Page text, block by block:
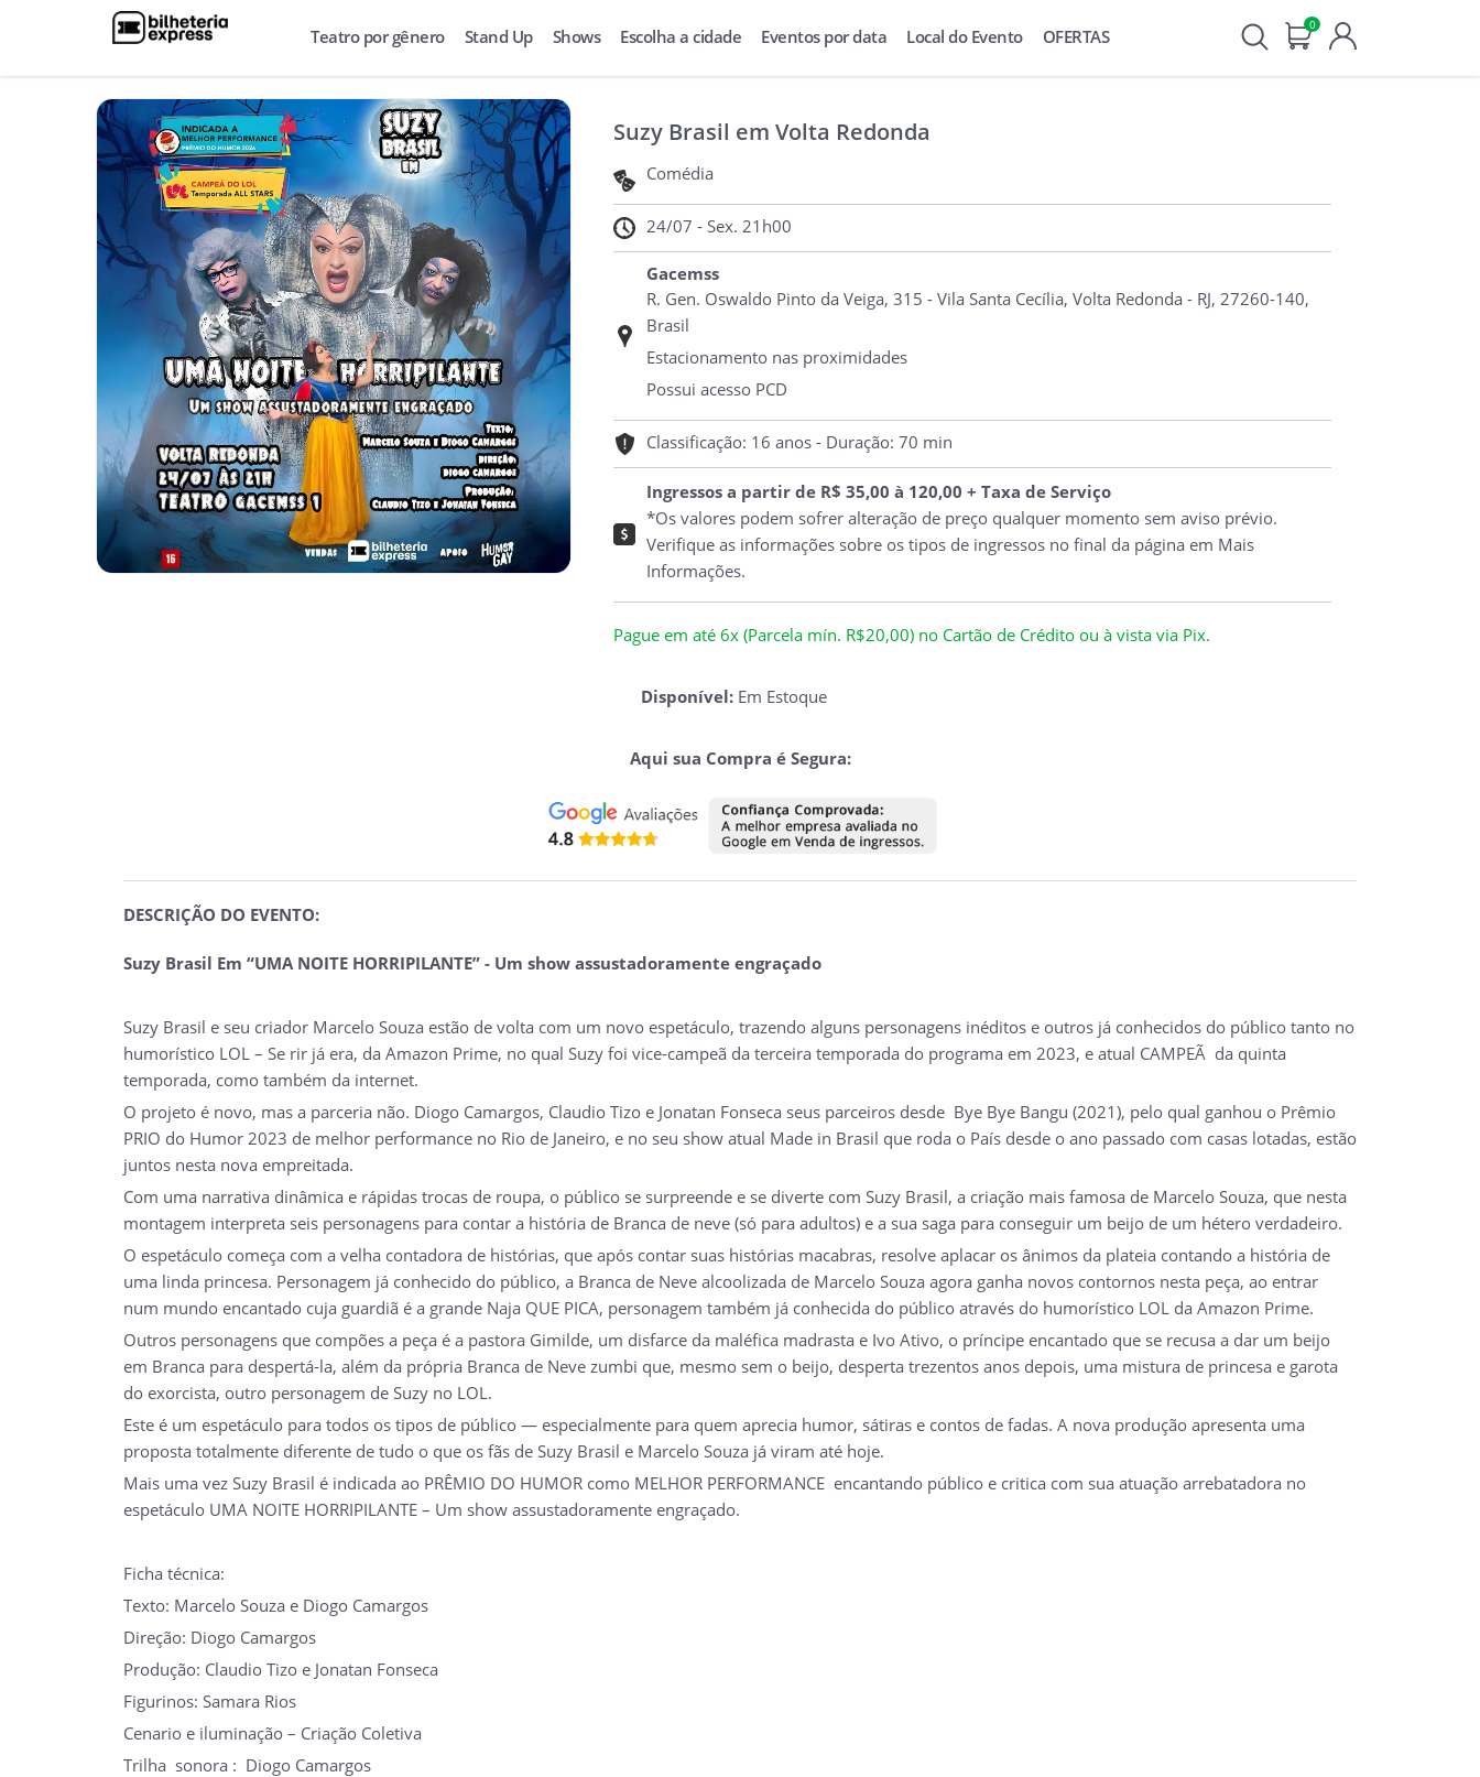
Teatro por gênero Stand Up Shows Escolha a cidade Eventos por data Local do Evento OFERTAS
0
Suzy Brasil em Volta Redonda
Comédia
24/07 - Sex. 21h00
Gacemss
R. Gen. Oswaldo Pinto da Veiga, 315 - Vila Santa Cecília, Volta Redonda - RJ, 27260-140,
Brasil
Estacionamento nas proximidades
Possui acesso PCD
Classificação: 16 anos - Duração: 70 min
Ingressos a partir de R$ 35,00 à 120,00 + Taxa de Serviço
*Os valores podem sofrer alteração de preço qualquer momento sem aviso prévio.
Verifique as informações sobre os tipos de ingressos no final da página em Mais
Informações.
Pague em até 6x (Parcela mín. R$20,00) no Cartão de Crédito ou à vista via Pix.
Disponível: Em Estoque
Aqui sua Compra é Segura:
DESCRIÇÃO DO EVENTO:
Suzy Brasil Em “UMA NOITE HORRIPILANTE” - Um show assustadoramente engraçado
Suzy Brasil e seu criador Marcelo Souza estão de volta com um novo espetáculo, trazendo alguns personagens inéditos e outros já conhecidos do público tanto no
humorístico LOL – Se rir já era, da Amazon Prime, no qual Suzy foi vice-campeã da terceira temporada do programa em 2023, e atual CAMPEÃ da quinta
temporada, como também da internet.
O projeto é novo, mas a parceria não. Diogo Camargos, Claudio Tizo e Jonatan Fonseca seus parceiros desde Bye Bye Bangu (2021), pelo qual ganhou o Prêmio
PRIO do Humor 2023 de melhor performance no Rio de Janeiro, e no seu show atual Made in Brasil que roda o País desde o ano passado com casas lotadas, estão
juntos nesta nova empreitada.
Com uma narrativa dinâmica e rápidas trocas de roupa, o público se surpreende e se diverte com Suzy Brasil, a criação mais famosa de Marcelo Souza, que nesta
montagem interpreta seis personagens para contar a história de Branca de neve (só para adultos) e a sua saga para conseguir um beijo de um hétero verdadeiro.
O espetáculo começa com a velha contadora de histórias, que após contar suas histórias macabras, resolve aplacar os ânimos da plateia contando a história de
uma linda princesa. Personagem já conhecido do público, a Branca de Neve alcoolizada de Marcelo Souza agora ganha novos contornos nesta peça, ao entrar
num mundo encantado cuja guardiã é a grande Naja QUE PICA, personagem também já conhecida do público através do humorístico LOL da Amazon Prime.
Outros personagens que compões a peça é a pastora Gimilde, um disfarce da maléfica madrasta e Ivo Ativo, o príncipe encantado que se recusa a dar um beijo
em Branca para despertá-la, além da própria Branca de Neve zumbi que, mesmo sem o beijo, desperta trezentos anos depois, uma mistura de princesa e garota
do exorcista, outro personagem de Suzy no LOL.
Este é um espetáculo para todos os tipos de público — especialmente para quem aprecia humor, sátiras e contos de fadas. A nova produção apresenta uma
proposta totalmente diferente de tudo o que os fãs de Suzy Brasil e Marcelo Souza já viram até hoje.
Mais uma vez Suzy Brasil é indicada ao PRÊMIO DO HUMOR como MELHOR PERFORMANCE encantando público e critica com sua atuação arrebatadora no
espetáculo UMA NOITE HORRIPILANTE – Um show assustadoramente engraçado.
Ficha técnica:
Texto: Marcelo Souza e Diogo Camargos
Direção: Diogo Camargos
Produção: Claudio Tizo e Jonatan Fonseca
Figurinos: Samara Rios
Cenario e iluminação – Criação Coletiva
Trilha sonora : Diogo Camargos